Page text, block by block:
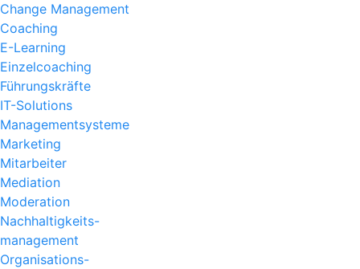
Change Management
Coaching
E-Learning
Einzelcoaching
Führungskräfte
IT-Solutions
Managementsysteme
Marketing
Mitarbeiter
Mediation
Moderation
Nachhaltigkeits-
management
Organisations-